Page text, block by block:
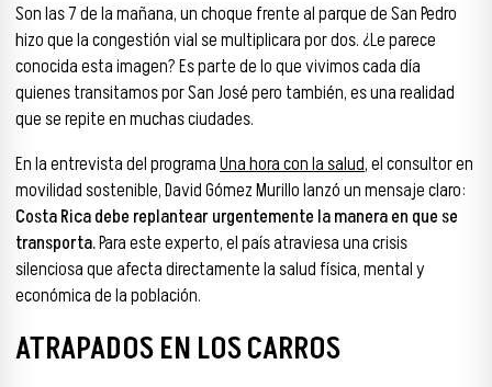
Son las 7 de la mañana, un choque frente al parque de San Pedro
hizo que la congestión vial se multiplicara por dos. ¿Le parece
conocida esta imagen? Es parte de lo que vivimos cada día
quienes transitamos por San José pero también, es una realidad
que se repite en muchas ciudades.
En la entrevista del programaUna hora con la salud, el consultor en
movilidad sostenible, David Gómez Murillo lanzó un mensaje claro:
Costa Rica debe replantear urgentemente la manera en que se
transporta.Para este experto, el país atraviesa una crisis
silenciosa que afecta directamente la salud física, mental y
económica de la población.
ATRAPADOS EN LOS CARROS